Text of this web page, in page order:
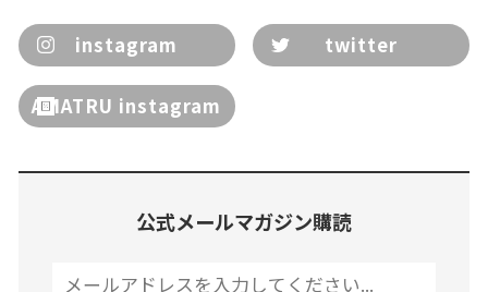
instagram twitter
AMATRU instagram
公式メールマガジン購読